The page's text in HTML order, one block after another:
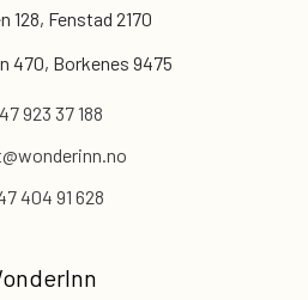
128, Fenstad 2170
470, Borkenes 9475
923 37 188
404 91 628